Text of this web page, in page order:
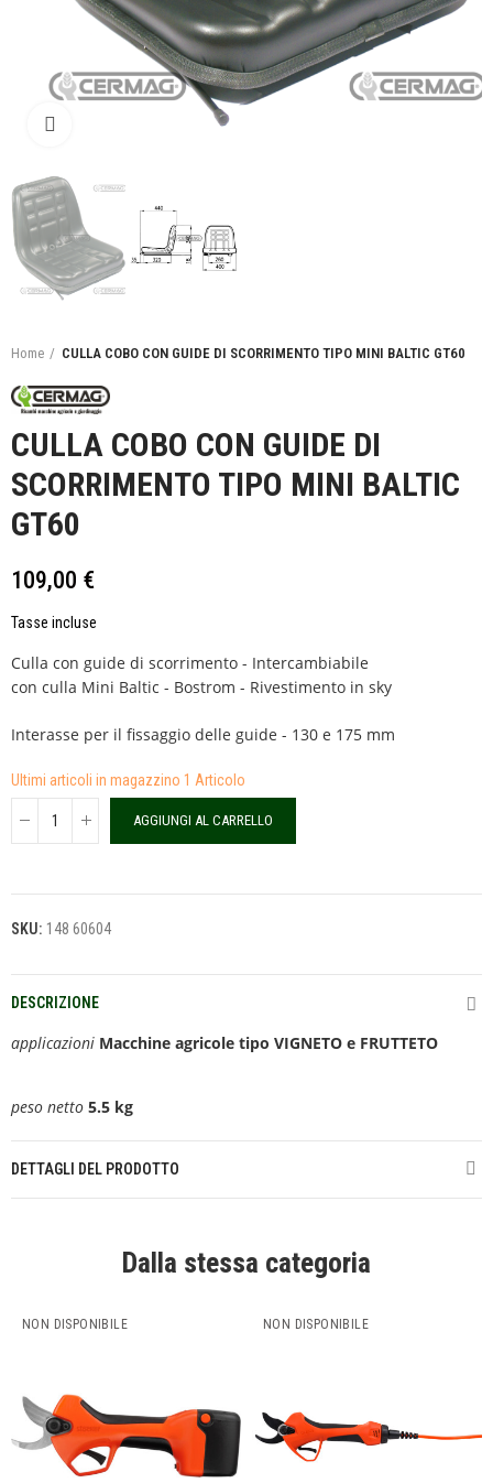
Home CULLA COBO CON GUIDE DI SCORRIMENTO TIPO MINI BALTIC GT60
CULLA COBO CON GUIDE DI
SCORRIMENTO TIPO MINI BALTIC
GT60
109,00 €
Tasse incluse
Culla con guide di scorrimento - Intercambiabile
con culla Mini Baltic - Bostrom - Rivestimento in sky
Interasse per il fissaggio delle guide - 130 e 175 mm
Ultimi articoli in magazzino 1 Articolo
AGGIUNGI AL CARRELLO
SKU: 148 60604
DESCRIZIONE
applicazioni Macchine agricole tipo VIGNETO e FRUTTETO
peso netto 5.5 kg
DETTAGLI DEL PRODOTTO
Dalla stessa categoria
NON DISPONIBILE NON DISPONIBILE